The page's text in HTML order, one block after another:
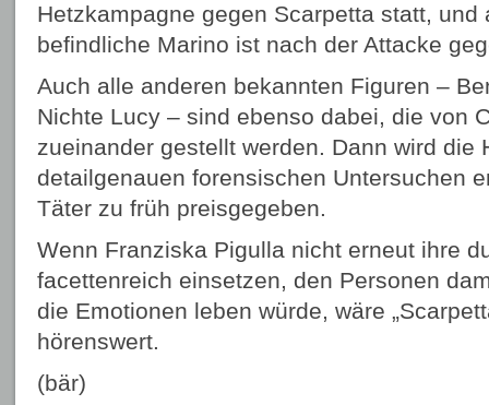
Hetzkampagne gegen Scarpetta statt, und
befindliche Marino ist nach der Attacke
Auch alle anderen bekannten Figuren –
Nichte Lucy – sind ebenso dabei, die von
zueinander gestellt werden. Dann wird die
detailgenauen forensischen Untersuchen
Täter zu früh preisgegeben.
Wenn Franziska Pigulla nicht erneut ihre
facettenreich einsetzen, den Personen
die Emotionen leben würde, wäre
hörenswert.
(bär)